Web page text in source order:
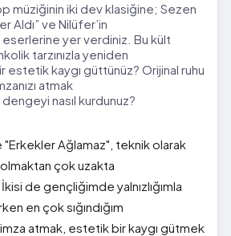
müziğinin iki dev klasiğine; Sezen
Aldı” ve Nilüfer’in
eserlerine yer verdiniz. Bu kült
tarzınızla yeniden
estetik kaygı güttünüz? Orijinal ruhu
atmak
nasıl kurdunuz?
"Erkekler Ağlamaz", teknik olarak
çok uzakta
de gençliğimde yalnızlığımla
en çok sığındığım
imza atmak, estetik bir kaygı gütmek